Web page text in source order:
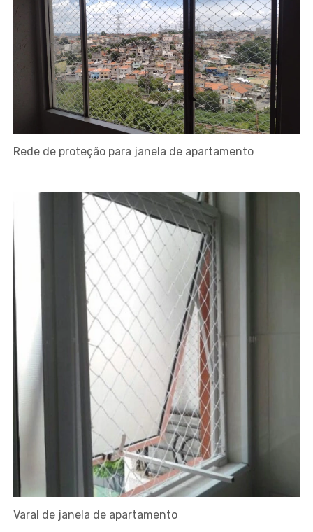
Rede de proteção para janela de apartamento
Varal de janela de apartamento